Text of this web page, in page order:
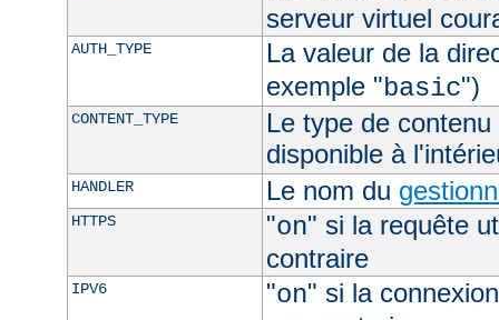
serveur virtuel
AUTH_TYPE
La valeur de la
exemple "basic")
CONTENT_TYPE
Le type de
disponible à
HANDLER Le nom du
HTTPS "on" si la requête
contraire
IPV6 "on" si la